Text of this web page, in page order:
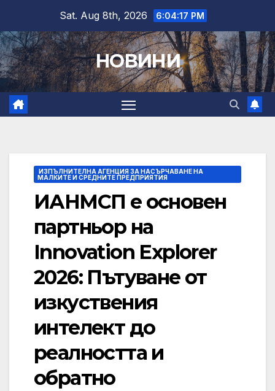
content
Sat. Aug 8th, 2026 6:04:18 PM
НОВИНИ
ИЗПЪЛНИТЕЛНА АГЕНЦИЯ ЗА НАСЪРЧАВАНЕ НА
МАЛКИТЕ И СРЕДНИТЕ ПРЕДПРИЯТИЯ
ИАНМСП е основен
партньор на
Innovation Explorer
2026: Пътуване от
изкуствения
интелект до
реалността и
обратно